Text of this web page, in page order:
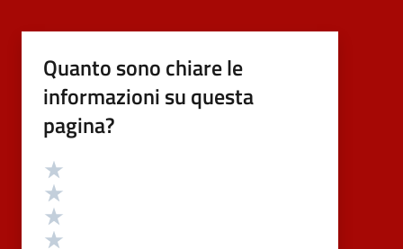
Quanto sono chiare le
informazioni su questa
pagina?
Valutazione